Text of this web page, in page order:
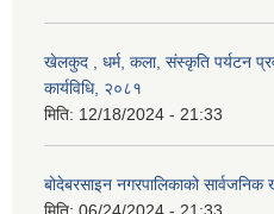
खेलकुद , धर्म, कला, संस्कृति पर्यटन
कार्यविधि, २०८१
मिति: 12/18/2024 - 21:33
बोदेबरसाइन नगरपालिकाको
मिति: 06/24/2024 - 21:33